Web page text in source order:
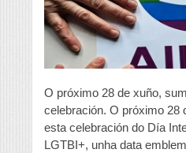
Día
do
O próximo 28 de xuño,
celebración. O próximo 28
esta celebración do Día
LGTBI+, unha data